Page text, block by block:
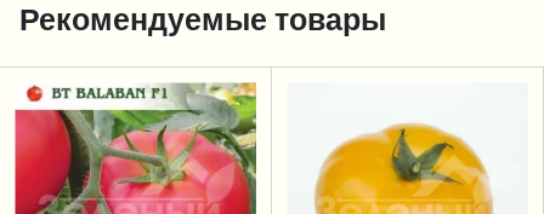
Рекомендуемые товары